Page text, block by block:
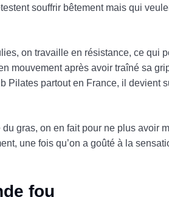
souffrir bêtement mais qui
on travaille en résistance, ce qui
mouvement après avoir traîné sa
Pilates partout en France, il devient
gras, on en fait pour ne plus avoir
une fois qu’on a goûté à la
fou